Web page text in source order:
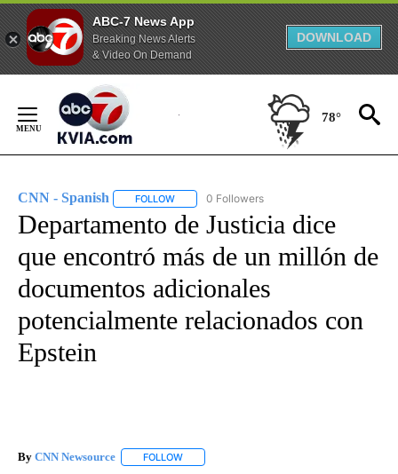
ABC-7 News App
Breaking News Alerts
& Video On Demand
DOWNLOAD
Content
78°
CNN - Spanish FOLLOW FOLLOW "CNN - SPANISH" TO RECEIVE
0 Followers
Departamento de Justicia dice
que encontró más de un millón de
documentos adicionales
potencialmente relacionados con
Epstein
By CNN Newsource FOLLOW